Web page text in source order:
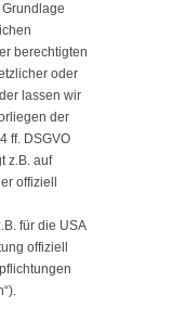
berechtigten
oder
lassen wir
der
ff. DSGVO
z.B. auf
offiziell
für die USA
offiziell